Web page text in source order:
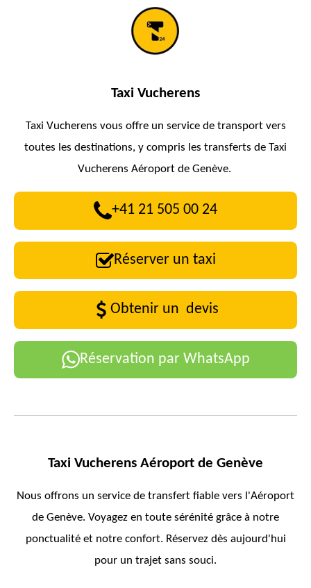
Taxi Vucherens
Taxi Vucherens vous offre un service de transport vers
toutes les destinations, y compris les transferts de Taxi
Vucherens Aéroport de Genève.
+41 21 505 00 24
Réserver un taxi
Obtenir un devis
Réservation par WhatsApp
Taxi Vucherens Aéroport de Genève
Nous offrons un service de transfert fiable vers l'Aéroport
de Genève. Voyagez en toute sérénité grâce à notre
ponctualité et notre confort. Réservez dès aujourd'hui
pour un trajet sans souci.